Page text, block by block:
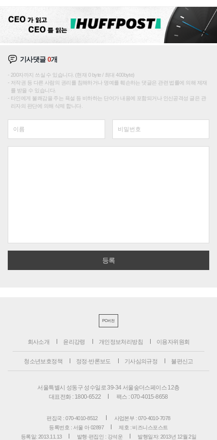
기사댓글0개
200자까지 쓰실 수 있습니다. (현재 0 byte / 최대 400byte)
저작권 등 다른 사람의 권리를 침해하거나 명예를 훼손하는 댓글은 관련 법률에 의해 제재
를 받을 수 있습니다.
타인에게 불쾌감을 주는 욕설 등 비하하는 단어가 내용에 포함되거나 인신공격성 글은 관
리자의 판단에 의해 삭제 합니다.
PC버전
회사소개 윤리강령 개인정보처리방침 이용자위원회
청소년보호정책 정정·반론보도 기사심의규정 불편신고
서울특별시 성동구 성수일로 39-34 서울숲더스페이스 12층
대표전화 : 1800-6522
팩스 : 070-4015-8658
편집국 : 070-4010-8512
사업본부 : 070-4010-7078
등록번호 : 서울 아 02897
제호 : 비즈니스포스트
등록일: 2013.11.13
발행·편집인 : 강석운 발행일자: 2013년 12월 2일